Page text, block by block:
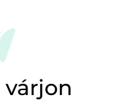
várjon